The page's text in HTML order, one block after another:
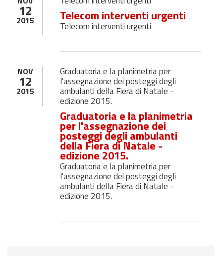
12
2015 Telecom interventi urgenti
Telecom interventi urgenti
NOV
12
2015
Graduatoria e la planimetria per
l'assegnazione dei posteggi degli
ambulanti della Fiera di Natale -
edizione 2015.
Graduatoria e la planimetria
per l'assegnazione dei
posteggi degli ambulanti
della Fiera di Natale -
edizione 2015.
Graduatoria e la planimetria per
l'assegnazione dei posteggi degli
ambulanti della Fiera di Natale -
edizione 2015.